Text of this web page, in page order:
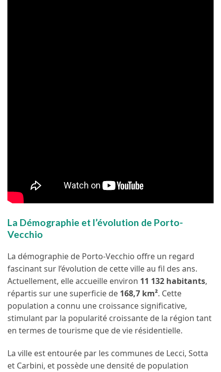
La Démographie et l’évolution de Porto-
Vecchio
La démographie de Porto-Vecchio offre un regard
fascinant sur l’évolution de cette ville au fil des ans.
Actuellement, elle accueille environ 11 132 habitants,
répartis sur une superficie de 168,7 km². Cette
population a connu une croissance significative,
stimulant par la popularité croissante de la région tant
en termes de tourisme que de vie résidentielle.
La ville est entourée par les communes de Lecci, Sotta
et Carbini, et possède une densité de population